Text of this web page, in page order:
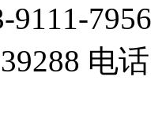
9111-7956
电